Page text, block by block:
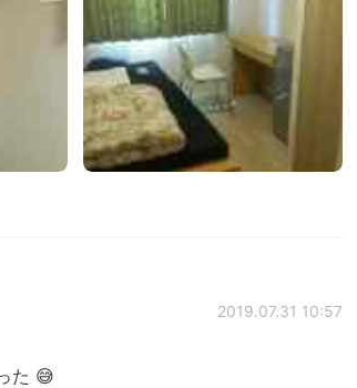
2019.07.31 10:57
た 😅